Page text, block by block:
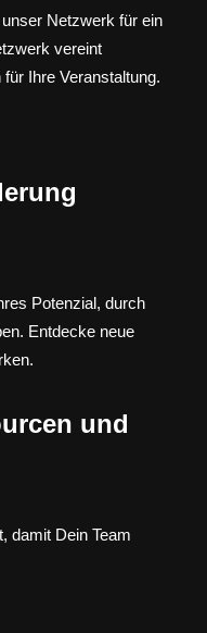
Netzwerk für ein
vereint
Ihre Veranstaltung.
Potenzial, durch
Entdecke neue
und
damit Dein Team